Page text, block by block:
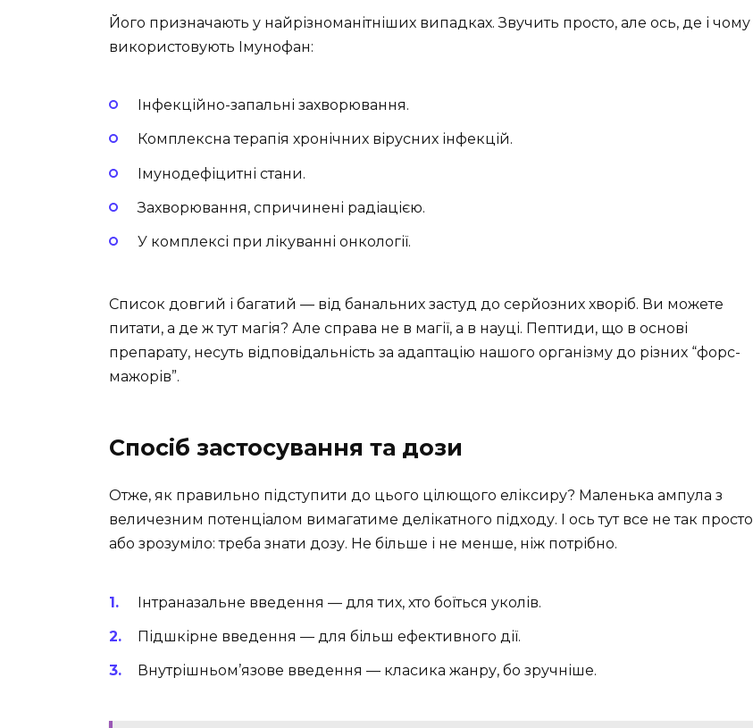
Його призначають у найрізноманітніших випадках. Звучить просто, але ось, де і чому
використовують Імунофан:
Інфекційно-запальні захворювання.
Комплексна терапія хронічних вірусних інфекцій.
Імунодефіцитні стани.
Захворювання, спричинені радіацією.
У комплексі при лікуванні онкології.
Список довгий і багатий — від банальних застуд до серйозних хворіб. Ви можете
питати, а де ж тут магія? Але справа не в магії, а в науці. Пептиди, що в основі
препарату, несуть відповідальність за адаптацію нашого організму до різних “форс-
мажорів”.
Спосіб застосування та дози
Отже, як правильно підступити до цього цілющого еліксиру? Маленька ампула з
величезним потенціалом вимагатиме делікатного підходу. І ось тут все не так просто
або зрозуміло: треба знати дозу. Не більше і не менше, ніж потрібно.
Інтраназальне введення — для тих, хто боїться уколів.
Підшкірне введення — для більш ефективного дії.
Внутрішньом’язове введення — класика жанру, бо зручніше.